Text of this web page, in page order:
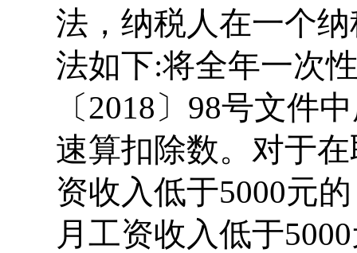
法，纳税人在一个
法如下:将全年一次
〔2018〕98号文件
速算扣除数。对于
资收入低于5000元
月工资收入低于